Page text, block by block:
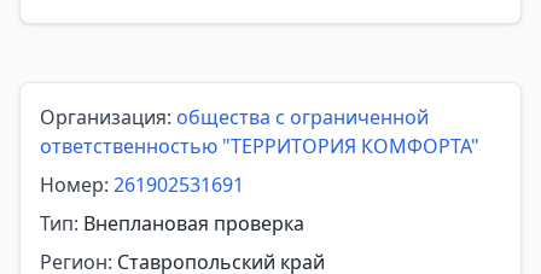
Организация: общества с ограниченной
ответственностью "ТЕРРИТОРИЯ КОМФОРТА"
Номер: 261902531691
Тип: Внеплановая проверка
Регион: Ставропольский край